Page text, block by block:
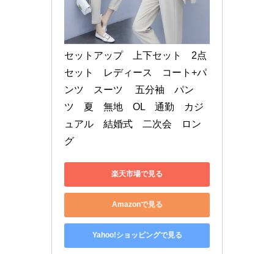
セットアップ　上下セット　2点
セット　レディース　コート+パ
ンツ　スーツ　 五分袖　パン
ツ　夏　無地　OL　通勤　カジ
ュアル　結婚式　二次会　ロン
グ
楽天市場で見る
Amazonで見る
Yahoo!ショッピングで見る